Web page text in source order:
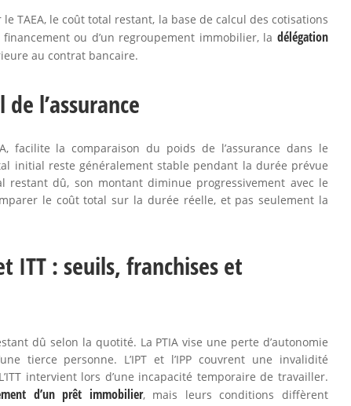
TAEA, le coût total restant, la base de calcul des cotisations
ou d’un regroupement immobilier, la délégation
au contrat bancaire.
l’assurance
facilite la comparaison du poids de l’assurance dans le
initial reste généralement stable pendant la durée prévue
restant dû, son montant diminue progressivement avec le
le coût total sur la durée réelle, et pas seulement la
ITT : seuils, franchises et
dû selon la quotité. La PTIA vise une perte d’autonomie
tierce personne. L’IPT et l’IPP couvrent une invalidité
intervient lors d’une incapacité temporaire de travailler.
d’un prêt immobilier, mais leurs conditions diffèrent